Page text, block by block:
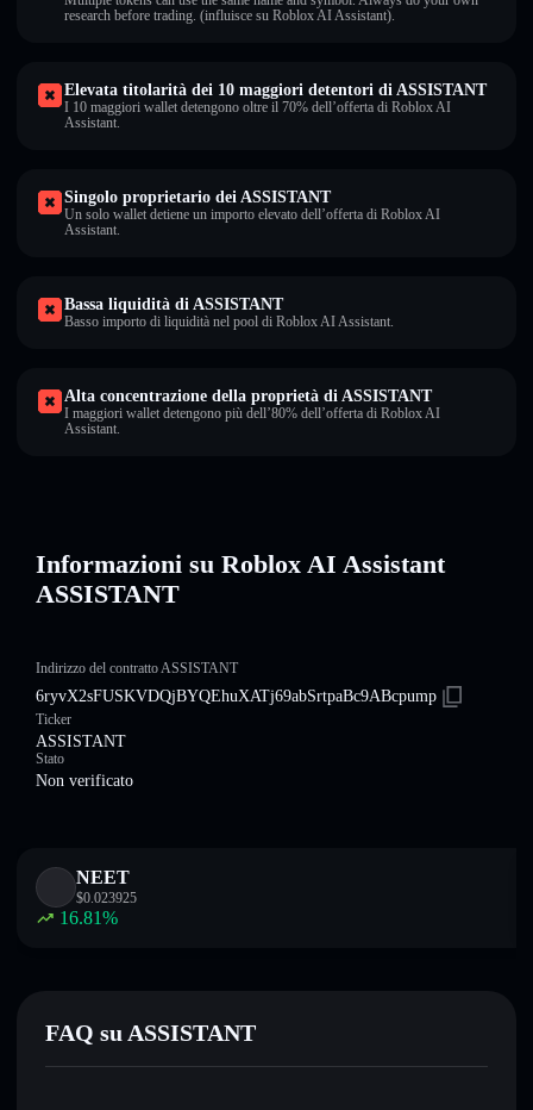
research before trading. (influisce su Roblox AI Assistant).
Elevata titolarità dei 10 maggiori detentori di ASSISTANT
I 10 maggiori wallet detengono oltre il 70% dell’offerta di Roblox AI
Assistant.
Singolo proprietario dei ASSISTANT
Un solo wallet detiene un importo elevato dell’offerta di Roblox AI
Assistant.
Bassa liquidità di ASSISTANT
Basso importo di liquidità nel pool di Roblox AI Assistant.
Alta concentrazione della proprietà di ASSISTANT
I maggiori wallet detengono più dell’80% dell’offerta di Roblox AI
Assistant.
Informazioni su Roblox AI Assistant
ASSISTANT
Indirizzo del contratto ASSISTANT
6ryvX2sFUSKVDQjBYQEhuXATj69abSrtpaBc9ABcpump
Ticker
ASSISTANT
Stato
Non verificato
NEET
$0.023925
16.81%
FAQ su ASSISTANT